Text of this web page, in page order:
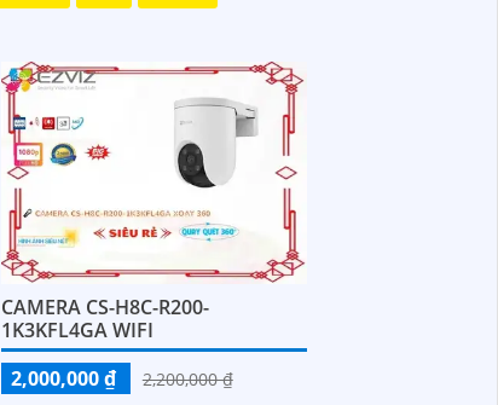
CAMERA CS-H8C-R200-
1K3KFL4GA WIFI
2,000,000 ₫
2,200,000 ₫